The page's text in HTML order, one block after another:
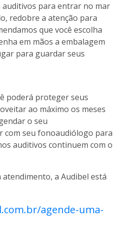
para entrar no mar
redobre a atenção para
que você escolha
em mãos a embalagem
para guardar seus
poderá proteger seus
ao máximo os meses
o seu
com seu fonoaudiólogo para
auditivos continuem com o
a Audibel está
agende-uma-